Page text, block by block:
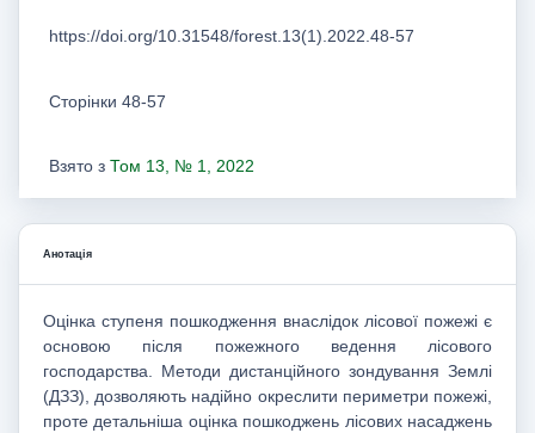
https://doi.org/10.31548/forest.13(1).2022.48-57
Сторінки 48-57
Взято з Том 13, № 1, 2022
Анотація
Оцінка ступеня пошкодження внаслідок лісової пожежі є
основою після пожежного ведення лісового
господарства. Методи дистанційного зондування Землі
(ДЗЗ), дозволяють надійно окреслити периметри пожежі,
проте детальніша оцінка пошкоджень лісових насаджень